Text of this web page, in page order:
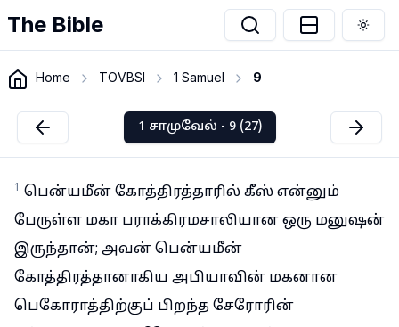
The Bible
Home TOVBSI 1 Samuel 9
1 சாமுவேல் - 9 (27)
1 பென்யமீன் கோத்திரத்தாரில் கீஸ் என்னும்
பேருள்ள மகா பராக்கிரமசாலியான ஒரு மனுஷன்
இருந்தான்; அவன் பென்யமீன்
கோத்திரத்தானாகிய அபியாவின் மகனான
பெகோராத்திற்குப் பிறந்த சேரோரின்